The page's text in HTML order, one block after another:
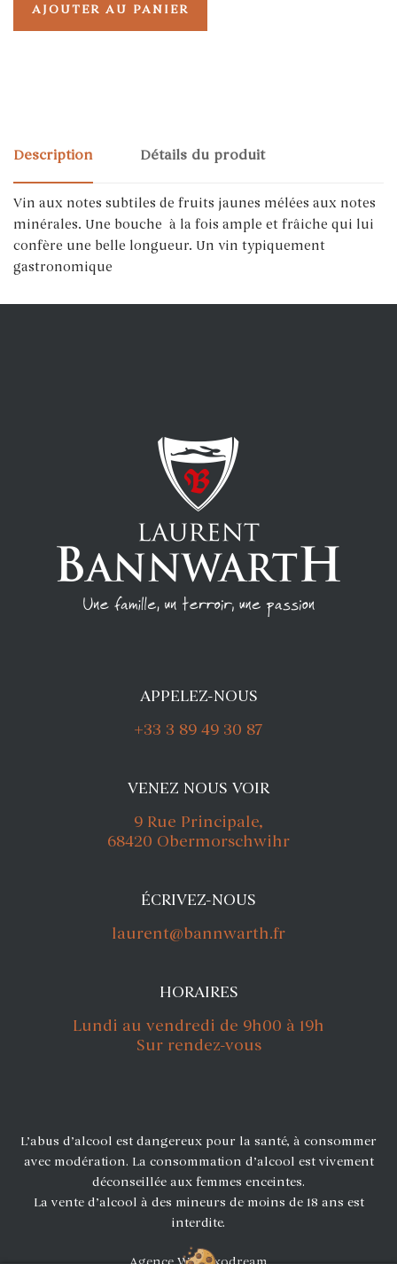
AJOUTER AU PANIER
Description Détails du produit
Vin aux notes subtiles de fruits jaunes mélées aux notes
minérales. Une bouche à la fois ample et frâiche qui lui
confère une belle longueur. Un vin typiquement
gastronomique
APPELEZ-NOUS
+33 3 89 49 30 87
VENEZ NOUS VOIR
9 Rue Principale,
68420 Obermorschwihr
ÉCRIVEZ-NOUS
laurent@bannwarth.fr
HORAIRES
Lundi au vendredi de 9h00 à 19h
Sur rendez-vous
L’abus d’alcool est dangereux pour la santé, à consommer
avec modération. La consommation d’alcool est vivement
déconseillée aux femmes enceintes.
La vente d’alcool à des mineurs de moins de 18 ans est
interdite.